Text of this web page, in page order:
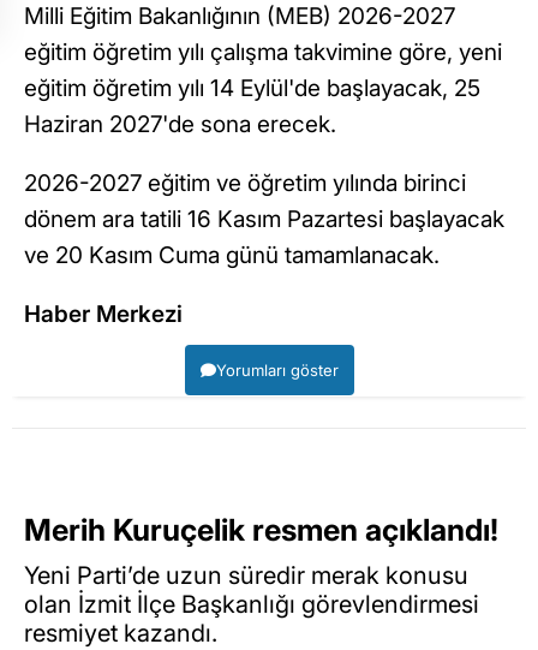
Milli Eğitim Bakanlığının (MEB) 2026-2027
eğitim öğretim yılı çalışma takvimine göre, yeni
eğitim öğretim yılı 14 Eylül'de başlayacak, 25
Haziran 2027'de sona erecek.
2026-2027 eğitim ve öğretim yılında birinci
dönem ara tatili 16 Kasım Pazartesi başlayacak
ve 20 Kasım Cuma günü tamamlanacak.
Haber Merkezi
Yorumları göster
Merih Kuruçelik resmen açıklandı!
Yeni Parti’de uzun süredir merak konusu
olan İzmit İlçe Başkanlığı görevlendirmesi
resmiyet kazandı.